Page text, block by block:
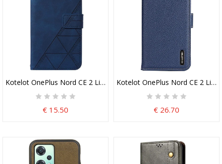
Kotelot OnePlus Nord CE 2 Lite 5G Suojaketju Kuori Hihnan
€ 15.50
Kotelot OnePlus Nord CE 2 Lite
€ 26.70